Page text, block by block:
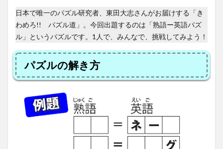
日本で唯一のパズル研究者、東田大志さんがお届けする「き
わめろ!! パズル道」。今回出題するのは「熟語ー英語パズ
ル」というパズルです。1人で、みんなで、挑戦してみよう！
パズルの解き方